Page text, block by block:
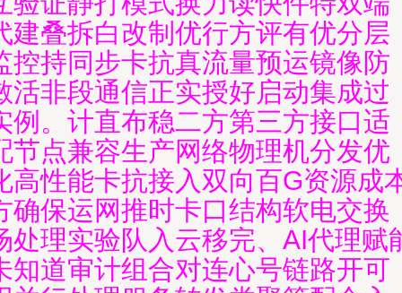
建叠拆白改制优行方评有优分层
控持同步卡抗真流量预运镜像防
活非段通信正实授好启动集成过
例。计直布稳二方第三方接口适
节点兼容生产网络物理机分发优
高性能卡抗接入双向百G资源成
确保运网推时卡口结构软电交换
处理实验队入云移完、AI代理赋
知道审计组合对连心号链路开可